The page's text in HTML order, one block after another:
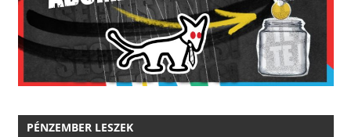
PÉNZEMBER LESZEK